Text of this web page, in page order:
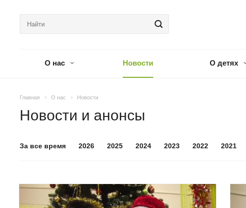
О нас Новости О детях
Главная О нас Новости
Новости и анонсы
За все время 2026 2025 2024 2023 2022 2021